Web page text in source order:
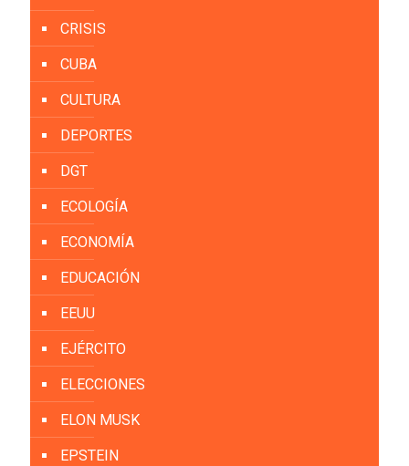
CRISIS
CUBA
CULTURA
DEPORTES
DGT
ECOLOGÍA
ECONOMÍA
EDUCACIÓN
EEUU
EJÉRCITO
ELECCIONES
ELON MUSK
EPSTEIN